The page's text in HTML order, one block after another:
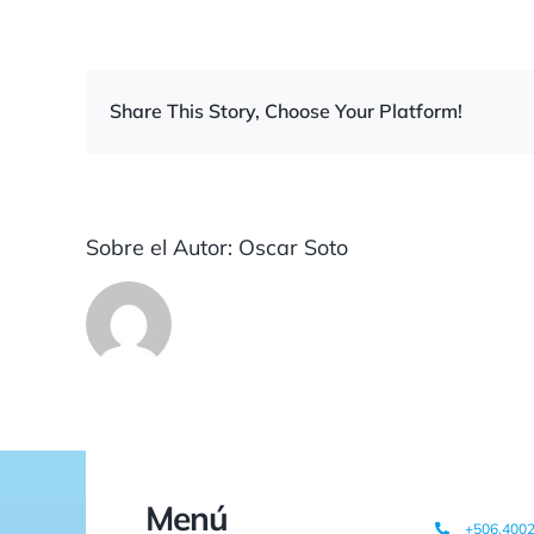
Share This Story, Choose Your Platform!
Sobre el Autor: Oscar Soto
Menú